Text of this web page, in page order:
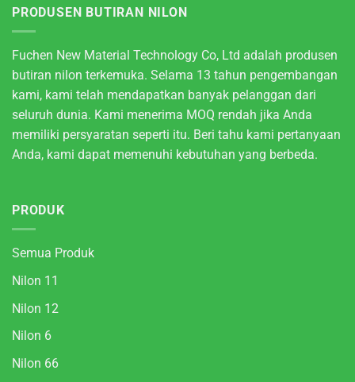
PRODUSEN BUTIRAN NILON
Fuchen New Material Technology Co, Ltd adalah produsen
butiran nilon terkemuka. Selama 13 tahun pengembangan
kami, kami telah mendapatkan banyak pelanggan dari
seluruh dunia. Kami menerima MOQ rendah jika Anda
memiliki persyaratan seperti itu. Beri tahu kami pertanyaan
Anda, kami dapat memenuhi kebutuhan yang berbeda.
PRODUK
Semua Produk
Nilon 11
Nilon 12
Nilon 6
Nilon 66